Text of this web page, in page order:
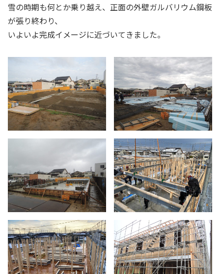
雪の時期も何とか乗り越え、正面の外壁ガルバリウム鋼板
が張り終わり、
いよいよ完成イメージに近づいてきました。